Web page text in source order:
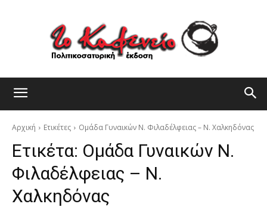
Αρχική Ετικέτες Ομάδα Γυναικών Ν. Φιλαδέλφειας – Ν. Χαλκηδόνας
Ετικέτα: Ομάδα Γυναικών Ν.
Φιλαδέλφειας – Ν.
Χαλκηδόνας